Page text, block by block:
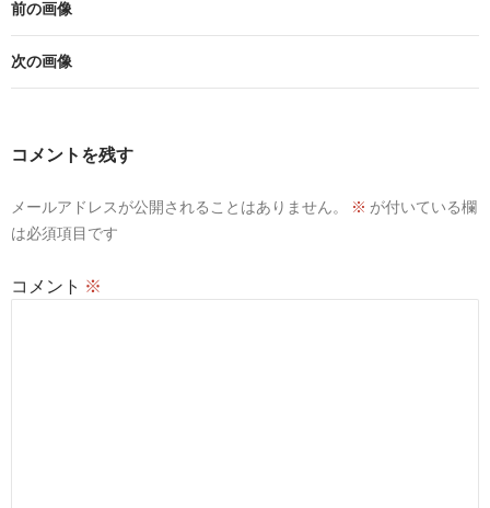
前の画像
次の画像
コメントを残す
メールアドレスが公開されることはありません。 ※ が付いている欄
は必須項目です
コメント ※